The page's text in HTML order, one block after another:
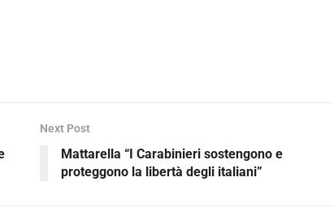
Next Post
Mattarella “I Carabinieri sostengono e
proteggono la libertà degli italiani”